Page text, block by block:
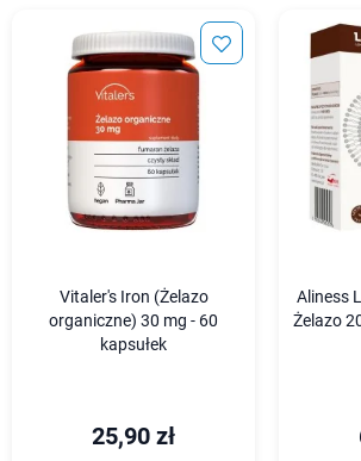
Vitaler's Iron (Żelazo
organiczne) 30 mg - 60
kapsułek
25,90 zł
Aliness
Żelazo